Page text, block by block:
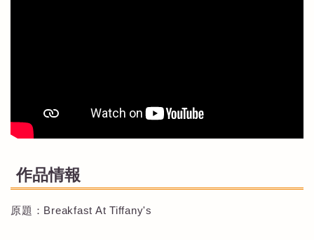
作品情報
原題：Breakfast At Tiffany's